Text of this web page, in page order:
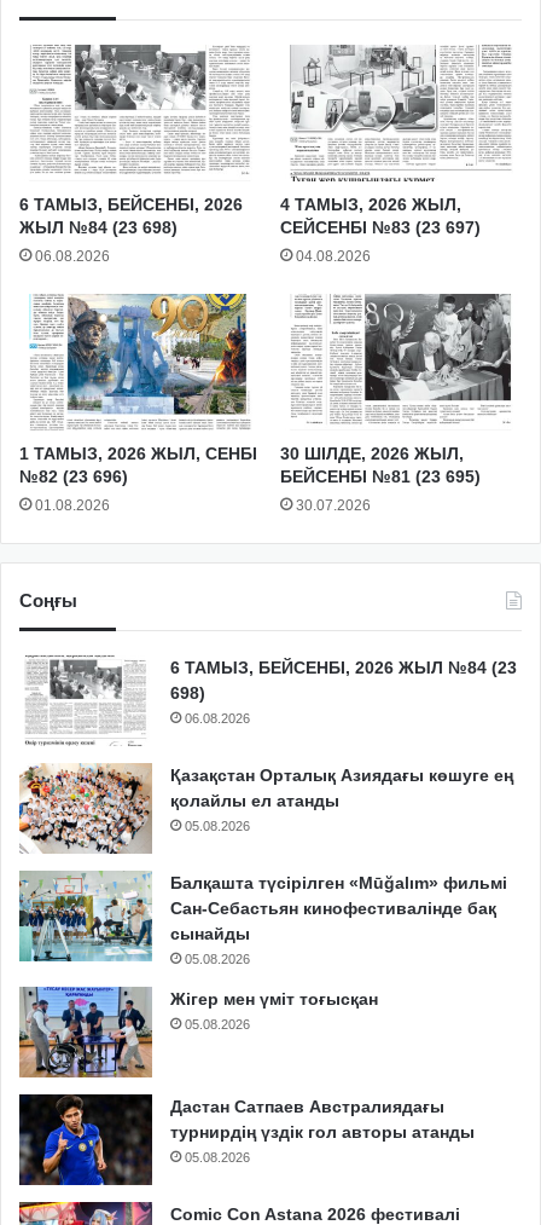
6 ТАМЫЗ, БЕЙСЕНБІ, 2026
ЖЫЛ №84 (23 698)
06.08.2026
4 ТАМЫЗ, 2026 ЖЫЛ,
СЕЙСЕНБІ №83 (23 697)
04.08.2026
1 ТАМЫЗ, 2026 ЖЫЛ, СЕНБІ
№82 (23 696)
01.08.2026
30 ШІЛДЕ, 2026 ЖЫЛ,
БЕЙСЕНБІ №81 (23 695)
30.07.2026
Соңғы
6 ТАМЫЗ, БЕЙСЕНБІ, 2026 ЖЫЛ №84 (23
698)
06.08.2026
Қазақстан Орталық Азиядағы көшуге ең
қолайлы ел атанды
05.08.2026
Балқашта түсірілген «Mūğalım» фильмі
Сан-Себастьян кинофестивалінде бақ
сынайды
05.08.2026
Жігер мен үміт тоғысқан
05.08.2026
Дастан Сатпаев Австралиядағы
турнирдің үздік гол авторы атанды
05.08.2026
Comic Con Astana 2026 фестивалі